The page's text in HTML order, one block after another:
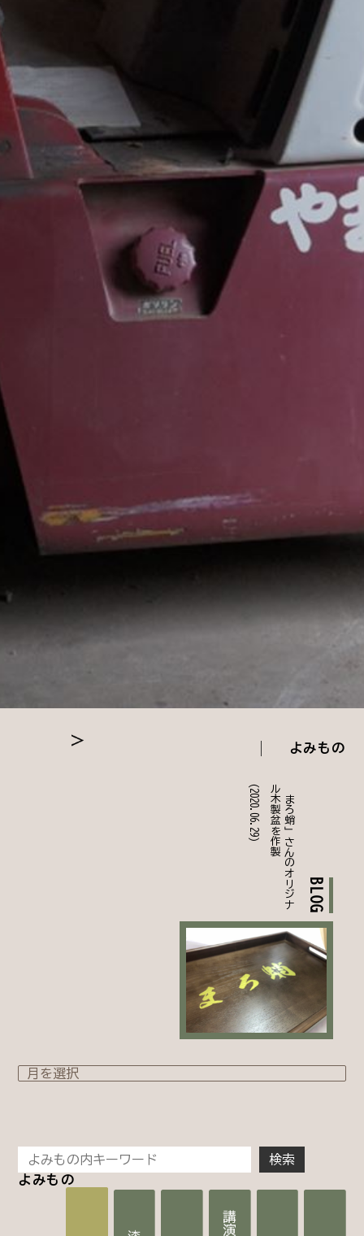
よみもの
BLOG
「
ま
ろ
蛸
」
さ
ん
の
オ
リ
ジ
ナ
ル
木
製
盆
を
作
製
(2020.06.29)
よみもの